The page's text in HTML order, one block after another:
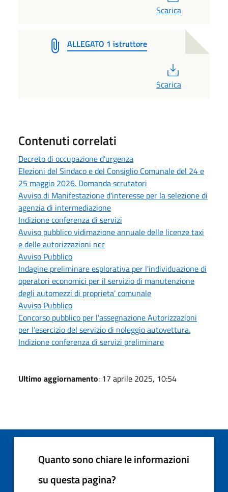
Scarica
ALLEGATO 1 istruttore
Scarica
Contenuti correlati
Decreto di occupazione d’urgenza
Elezioni del Sindaco e del Consiglio Comunale del 24 e
25 maggio 2026. Domanda scrutatori
Avviso di Manifestazione d'interesse per la selezione di
agenzia di intermediazione
Indizione conferenza di servizi
Avviso pubblico vidimazione annuale delle licenze taxi
e delle autorizzazioni ncc
Avviso Pubblico
Indagine preliminare esplorativa per l'individuazione di
operatori economici per il servizio di manutenzione
degli automezzi di proprieta’ comunale
Avviso Pubblico
Concorso pubblico per l’assegnazione Autorizzazioni
per l’esercizio del servizio di noleggio autovettura.
Indizione conferenza di servizi preliminare
Ultimo aggiornamento: 17 aprile 2025, 10:54
Quanto sono chiare le informazioni
su questa pagina?